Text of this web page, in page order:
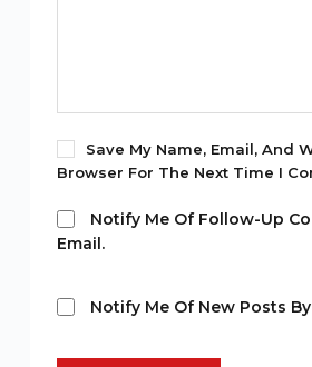
Save My Name, Email, And
Browser For The Next Time I
Notify Me Of Follow-Up
Email.
Notify Me Of New Posts